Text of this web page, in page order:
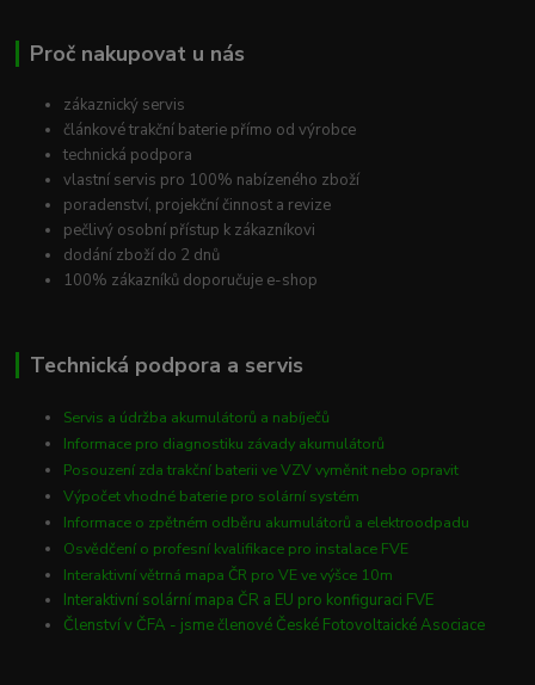
Proč nakupovat u nás
zákaznický servis
článkové trakční baterie přímo od výrobce
technická podpora
vlastní servis pro 100% nabízeného zboží
poradenství, projekční činnost a revize
pečlivý osobní přístup k zákazníkovi
dodání zboží do 2 dnů
100% zákazníků doporučuje e-shop
Technická podpora a servis
Servis a údržba akumulátorů a nabíječů
Informace pro diagnostiku závady akumulátorů
Posouzení zda trakční baterii ve VZV vyměnit nebo opravit
Výpočet vhodné baterie pro solární systém
Informace o zpětném odběru akumulátorů a elektroodpadu
Osvědčení o profesní kvalifikace pro instalace FVE
Interaktivní větrná mapa ČR pro VE ve výšce 10m
Interaktivní solární mapa ČR a EU pro konfiguraci FVE
Členství v ČFA - jsme členové České Fotovoltaické Asociace